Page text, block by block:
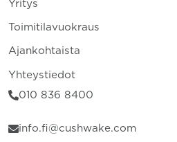
Yritys
Toimitilavuokraus
Ajankohtaista
Yhteystiedot
010 836 8400
info.fi@cushwake.com